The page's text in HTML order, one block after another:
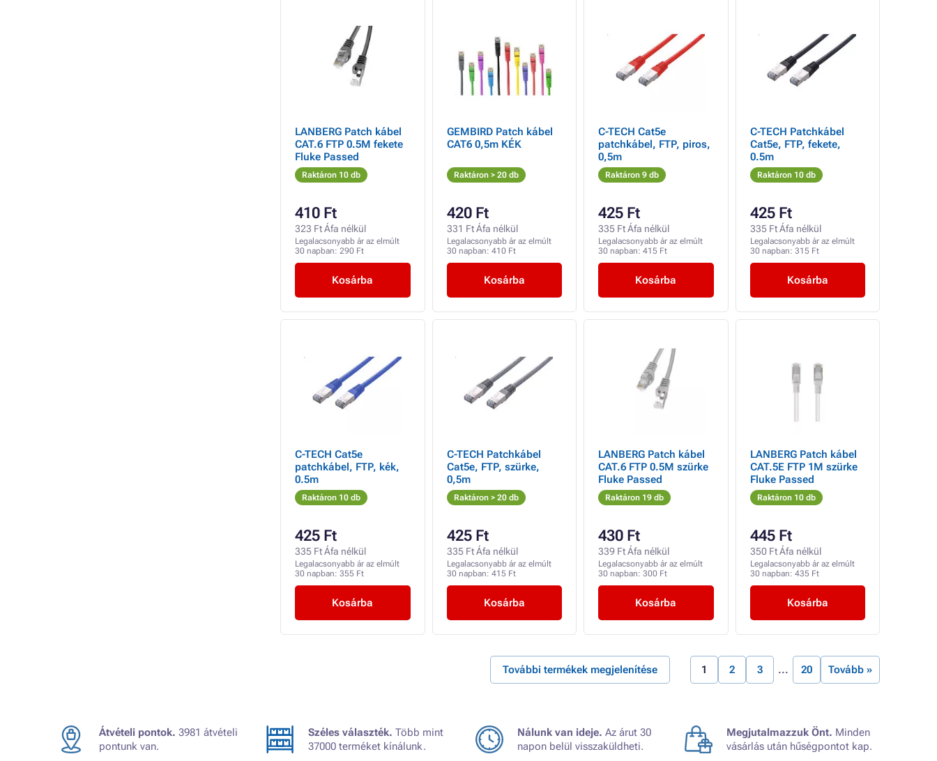
LANBERG Patch kábel
CAT.6 FTP 0.5M fekete
Fluke Passed
Raktáron 10 db
410 Ft
323 Ft Áfa nélkül
Legalacsonyabb ár az elmúlt
30 napban: 290 Ft
Kosárba
GEMBIRD Patch kábel
CAT6 0,5m KÉK
Raktáron > 20 db
420 Ft
331 Ft Áfa nélkül
Legalacsonyabb ár az elmúlt
30 napban: 410 Ft
Kosárba
C-TECH Cat5e
patchkábel, FTP, piros,
0,5m
Raktáron 9 db
425 Ft
335 Ft Áfa nélkül
Legalacsonyabb ár az elmúlt
30 napban: 415 Ft
Kosárba
C-TECH Patchkábel
Cat5e, FTP, fekete,
0.5m
Raktáron 10 db
425 Ft
335 Ft Áfa nélkül
Legalacsonyabb ár az elmúlt
30 napban: 315 Ft
Kosárba
C-TECH Cat5e
patchkábel, FTP, kék,
0.5m
Raktáron 10 db
425 Ft
335 Ft Áfa nélkül
Legalacsonyabb ár az elmúlt
30 napban: 355 Ft
Kosárba
C-TECH Patchkábel
Cat5e, FTP, szürke,
0,5m
Raktáron > 20 db
425 Ft
335 Ft Áfa nélkül
Legalacsonyabb ár az elmúlt
30 napban: 415 Ft
Kosárba
LANBERG Patch kábel
CAT.6 FTP 0.5M szürke
Fluke Passed
Raktáron 19 db
430 Ft
339 Ft Áfa nélkül
Legalacsonyabb ár az elmúlt
30 napban: 300 Ft
Kosárba
LANBERG Patch kábel
CAT.5E FTP 1M szürke
Fluke Passed
Raktáron 10 db
445 Ft
350 Ft Áfa nélkül
Legalacsonyabb ár az elmúlt
30 napban: 435 Ft
Kosárba
További termékek megjelenítése 1 2 3 20 Tovább »
Átvételi pontok. 3981 átvételi
pontunk van.
Széles választék. Több mint
37000 terméket kínálunk.
Nálunk van ideje. Az árut 30
napon belül visszaküldheti.
Megjutalmazzuk Önt. Minden
vásárlás után hűségpontot kap.